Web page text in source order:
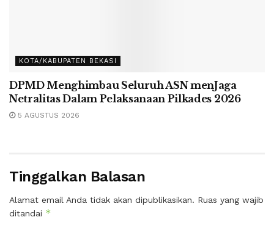
KOTA/KABUPATEN BEKASI
DPMD Menghimbau Seluruh ASN menJaga
Netralitas Dalam Pelaksanaan Pilkades 2026
5 AGUSTUS 2026
Tinggalkan Balasan
Alamat email Anda tidak akan dipublikasikan. Ruas yang wajib
ditandai *